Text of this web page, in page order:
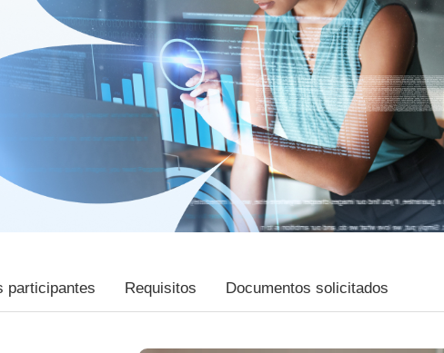
participantes Requisitos Documentos solicitados